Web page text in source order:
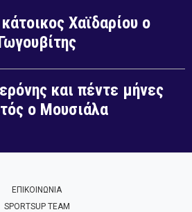
Χαϊδαρίου ο
και πέντε μήνες
ο Μουσιάλα
ΕΠΙΚΟΙΝΩΝΙΑ
SPORTSUP TEAM